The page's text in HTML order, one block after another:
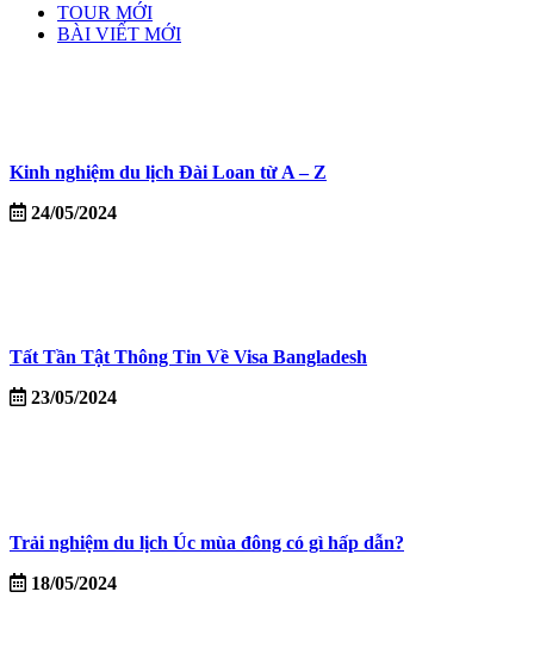
TOUR MỚI
BÀI VIẾT MỚI
Kinh nghiệm du lịch Đài Loan từ A – Z
24/05/2024
Tất Tần Tật Thông Tin Về Visa Bangladesh
23/05/2024
Trải nghiệm du lịch Úc mùa đông có gì hấp dẫn?
18/05/2024